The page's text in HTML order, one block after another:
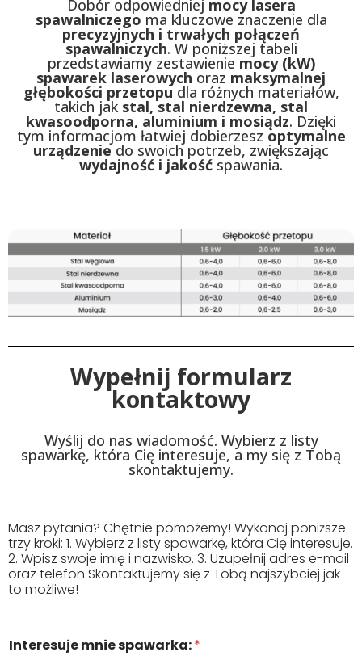
Dobór odpowiedniej mocy lasera
spawalniczego ma kluczowe znaczenie dla
precyzyjnych i trwałych połączeń
spawalniczych. W poniższej tabeli
przedstawiamy zestawienie mocy (kW)
spawarek laserowych oraz maksymalnej
głębokości przetopudla różnych materiałów,
takich jak stal, stal nierdzewna, stal
kwasoodporna, aluminium i mosiądz. Dzięki
tym informacjom łatwiej dobierzesz optymalne
urządzeniedo swoich potrzeb, zwiększając
wydajność i jakość spawania.
Wypełnij formularz
kontaktowy
Wyślij do nas wiadomość. Wybierz z listy
spawarkę, która Cię interesuje, a my się z Tobą
skontaktujemy.
Masz pytania? Chętnie pomożemy! Wykonaj poniższe
trzy kroki: 1. Wybierz z listy spawarkę, która Cię interesuje.
2. Wpisz swoje imię i nazwisko. 3. Uzupełnij adres e-mail
oraz telefon Skontaktujemy się z Tobą najszybciej jak
to możliwe!
Interesuje mnie spawarka:*